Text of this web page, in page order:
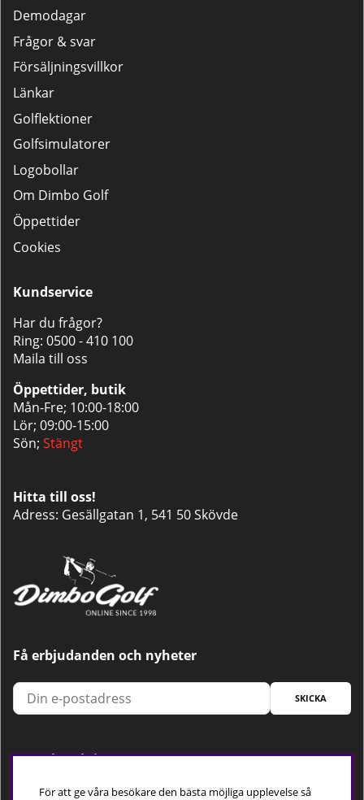
Demodagar
Frågor & svar
Försäljningsvillkor
Länkar
Golflektioner
Golfsimulatorer
Logobollar
Om Dimbo Golf
Öppettider
Cookies
Kundservice
Har du frågor?
Ring: 0500 - 410 100
Maila till oss
Öppettider, butik
Mån-Fre; 10:00-18:00
Lör; 09:00-15:00
Sön; Stängt
Hitta till oss!
Adress: Gesällgatan 1, 541 50 Skövde
Få erbjudanden och nyheter
SKICKA
Trygg betalning
För att ge våra besökare den bästa möjliga upplevelse så